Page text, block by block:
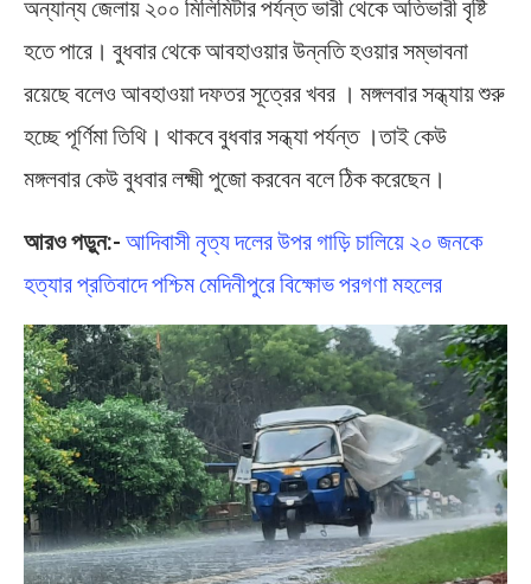
অন্যান্য জেলায় ২০০ মিলিমিটার পর্যন্ত ভারী থেকে অতিভারী বৃষ্টি
হতে পারে। বুধবার থেকে আবহাওয়ার উন্নতি হওয়ার সম্ভাবনা
রয়েছে বলেও আবহাওয়া দফতর সূত্রের খবর । মঙ্গলবার সন্ধ্যায় শুরু
হচ্ছে পূর্ণিমা তিথি। থাকবে বুধবার সন্ধ্যা পর্যন্ত ।তাই কেউ
মঙ্গলবার কেউ বুধবার লক্ষ্মী পুজো করবেন বলে ঠিক করেছেন।
আরও পড়ুন:- আদিবাসী নৃত্য দলের উপর গাড়ি চালিয়ে ২০ জনকে
হত্যার প্রতিবাদে পশ্চিম মেদিনীপুরে বিক্ষোভ পরগণা মহলের